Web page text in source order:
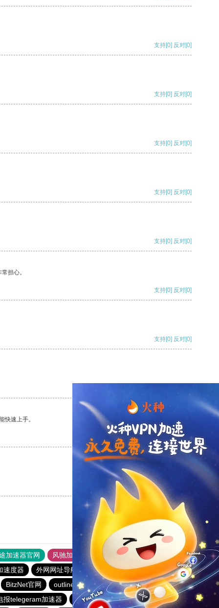
支持[0] 反对[0]
支持[0] 反对[0]
支持[0] 反对[0]
支持[0] 反对[0]
支持[0] 反对[0]
担心。
支持[0] 反对[0]
支持[0] 反对[0]
快速上手。
支持 [0] 反对 [0]
支持
加速器官网 风驰加速器
旋风加速器
速度器
外网网址导航 软件中心 雷霆加速
狂飙加速器
BitzNet官网
outline BitzNet加速器
旋风加速度器
报telegeram加速器
黑洞官方加速器 outline outline